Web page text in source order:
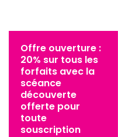
Offre ouverture :
20% sur tous les
forfaits avec la
scéance
découverte
offerte pour
toute
souscription